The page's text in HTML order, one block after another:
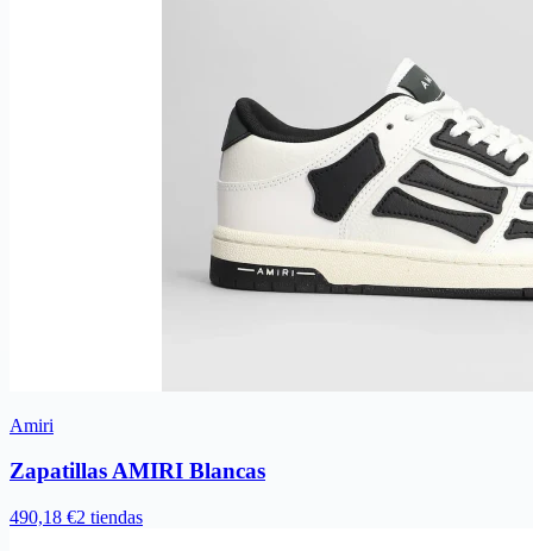
Amiri
Zapatillas AMIRI Blancas
490,18 €2 tiendas